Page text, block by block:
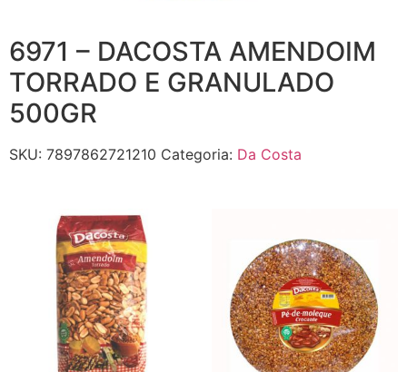
6971 – DACOSTA AMENDOIM
TORRADO E GRANULADO
500GR
SKU: 7897862721210 Categoria: Da Costa